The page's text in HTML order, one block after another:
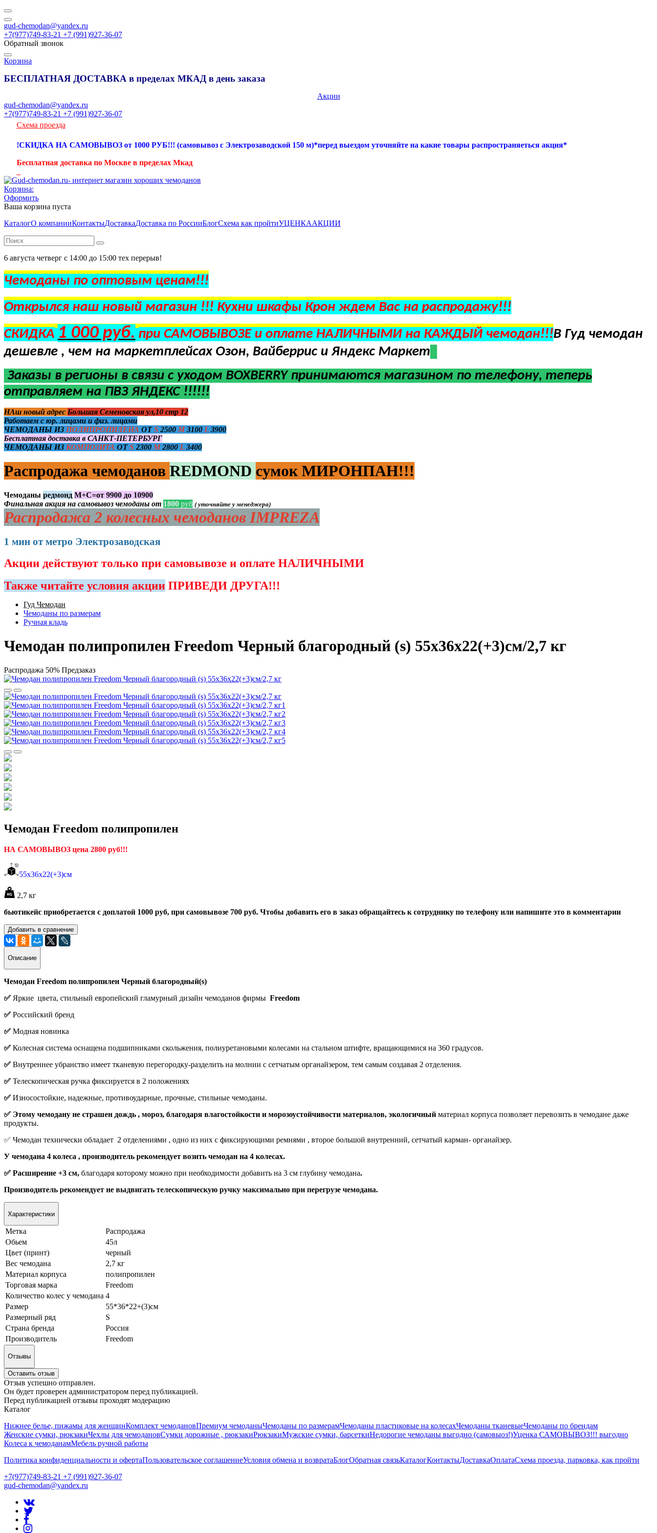
gud-chemodan@yandex.ru
+7(977)749-83-21 +7 (991)927-36-07
Обратный звонок
Корзина
БЕСПЛАТНАЯ ДОСТАВКА в пределах МКАД в день заказа
Акции
gud-chemodan@yandex.ru
+7(977)749-83-21 +7 (991)927-36-07
Схема проезда
!СКИДКА НА САМОВЫВОЗ от 1000 РУБ!!! (самовывоз с Электрозаводской 150 м)*перед выездом уточняйте на какие товары распространяеться акция*
Бесплатная доставка по Москве в пределах Мкад
Корзина:
Оформить
Ваша корзина пуста
КаталогО компанииКонтактыДоставкаДоставка по РоссииБлогСхема как пройтиУЦЕНКААКЦИИ
6 августа четверг с 14:00 до 15:00 тех перерыв!
Чемоданы по оптовым ценам!!!
Открылся наш новый магазин !!! Кухни шкафы Крон ждем Вас на распродажу!!!
СКИДКА 1 000 руб. при САМОВЫВОЗЕ и оплате НАЛИЧНЫМИ на КАЖДЫЙ чемодан!!!В Гуд чемодан
дешевле , чем на маркетплейсах Озон, Вайберрис и Яндекс Маркет
Заказы в регионы в связи с уходом BOXBERRYпринимаются магазином по телефону, теперь
отправляем на ПВЗ ЯНДЕКС !!!!!!
НАш новый адрес Большая Семеновская ул,10 стр 12
Работаем с юр. лицами и физ. лицами
ЧЕМОДАНЫ ИЗ ПОЛИПРОПИЛЕНА ОТS 2500 M3100 L 3900
Бесплатная доставка в САНКТ-ПЕТЕРБУРГ
ЧЕМОДАНЫ ИЗ КОМПОЗИТА ОТS 2300 M2800 L 3400
Распродажа чемоданов REDMOND сумок МИРОНПАН!!!
Чемоданы редмонд М+С=от 9900 до 10900
Финальная акция на самовывоз чемоданы от 1800 руб ( уточняйте у менеджера)
Распродажа 2 колесных чемоданов IMPREZA
1 мин от метро Электрозаводская
Акции действуют только при самовывозе и оплате НАЛИЧНЫМИ
Также читайте условия акции ПРИВЕДИ ДРУГА!!!
Гуд Чемодан
Чемоданы по размерам
Ручная кладь
Чемодан полипропилен Freedom Черный благородный (s) 55х36х22(+3)см/2,7 кг
Распродажа 50% Предзаказ
Чемодан Freedom полипропилен
НА САМОВЫВОЗ цена 2800 руб!!!
55х36х22(+3)см
2,7 кг
бьютикейс приобретается с доплатой 1000 руб, при самовывозе 700 руб. Чтобы добавить его в заказ обращайтесь к сотруднику по телефону или напишите это в комментарии
Добавить в сравнение
Описание
Чемодан Freedom полипропилен Черный благородный(s)
✅ Яркие цвета, стильный европейский гламурный дизайн чемоданов фирмы Freedom
✅ Российский бренд
✅ Модная новинка
✅ Колесная система оснащена подшипниками скольжения, полиуретановыми колесами на стальном штифте, вращающимися на 360 градусов.
✅ Внутреннее убранство имеет тканевую перегородку-разделить на молнии с сетчатым органайзером, тем самым создавая 2 отделения.
✅ Телескопическая ручка фиксируется в 2 положениях
✅ Износостойкие, надежные, противоударные, прочные, стильные чемоданы.
✅ Этому чемодану не страшен дождь , мороз, благодаря влагостойкости и морозоустойчивости материалов, экологичный материал корпуса позволяет перевозить в чемодане даже
продукты.
✅ Чемодан технически обладает 2 отделениями , одно из них с фиксирующими ремнями , второе большой внутренний, сетчатый карман- органайзер.
У чемодана 4 колеса , производитель рекомендует возить чемодан на 4 колесах.
✅ Расширение +3 см, благодаря которому можно при необходимости добавить на 3 см глубину чемодана.
Производитель рекомендует не выдвигать телескопическую ручку максимально при перегрузе чемодана.
Характеристики
Метка
Распродажа
Обьем
45л
Цвет (принт)
черный
Вес чемодана
2,7 кг
Материал корпуса
полипропилен
Торговая марка
Freedom
Количество колес у чемодана 4
Размер
55*36*22+(3)см
Размерный ряд
S
Страна бренда
Россия
Производитель
Freedom
Отзывы
Оставить отзыв
Отзыв успешно отправлен.
Он будет проверен администратором перед публикацией.
Перед публикацией отзывы проходят модерацию
Каталог
Нижнее белье, пижамы для женщинКомплект чемодановПремиум чемоданыЧемоданы по размерамЧемоданы пластиковые на колесахЧемоданы тканевыеЧемоданы по брендам
Женские сумки, рюкзакиЧехлы для чемодановСумки дорожные , рюкзакиРюкзакиМужские сумки, барсеткиНедорогие чемоданы выгодно (самовыоз!)Уценка САМОВЫВОЗ!!! выгодно
Колеса к чемоданамМебель ручной работы
Политика конфиденциальности и офертаПользовательское соглашениеУсловия обмена и возвратаБлогОбратная связьКаталогКонтактыДоставкаОплатаСхема проезда, парковка, как пройти
+7(977)749-83-21 +7 (991)927-36-07
gud-chemodan@yandex.ru